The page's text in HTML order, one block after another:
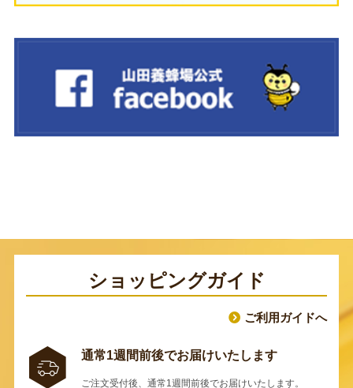
ショッピングガイド
ご利用ガイドへ
通常1週間前後でお届けいたします
ご注文受付後、通常1週間前後でお届けいたします。